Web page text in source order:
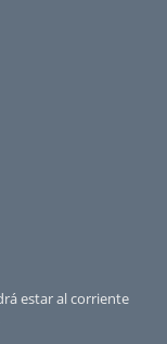
estar al corriente